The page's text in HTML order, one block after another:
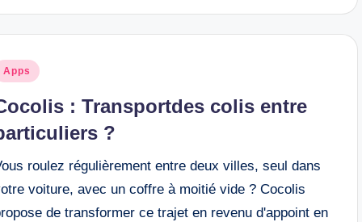
Apps
: Transportdes colis entre
?
roulez régulièrement entre deux villes, seul dans
voiture, avec un coffre à moitié vide ? Cocolis
de transformer ce trajet en revenu d'appoint en